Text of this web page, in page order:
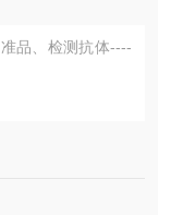
品、检测抗体----
上清液、尿液、
、兔、猪、犬、